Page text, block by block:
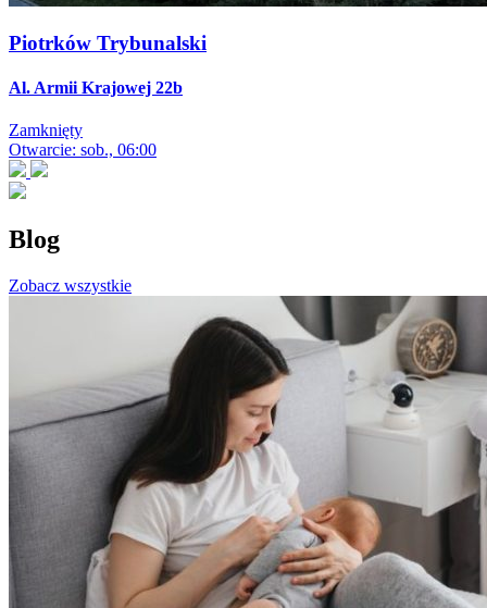
Piotrków Trybunalski
Al. Armii Krajowej 22b
Zamknięty
Otwarcie: sob., 06:00
Blog
Zobacz wszystkie